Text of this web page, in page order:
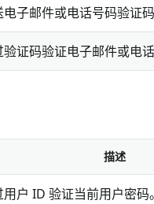
子邮件或电话号码验证码
证码验证电子邮件或电话
描述
户 ID 验证当前用户密码。